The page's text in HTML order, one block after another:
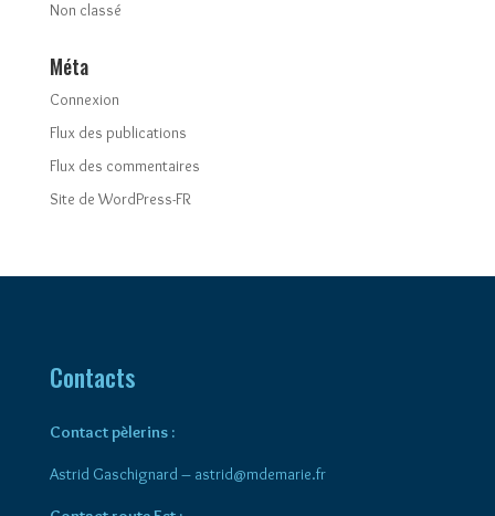
Non classé
Méta
Connexion
Flux des publications
Flux des commentaires
Site de WordPress-FR
Contacts
Contact pèlerins :
Astrid Gaschignard – astrid@mdemarie.fr